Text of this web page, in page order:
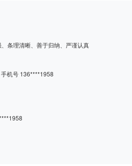
条理清晰、善于归纳、严谨认真
手机号 136****1958